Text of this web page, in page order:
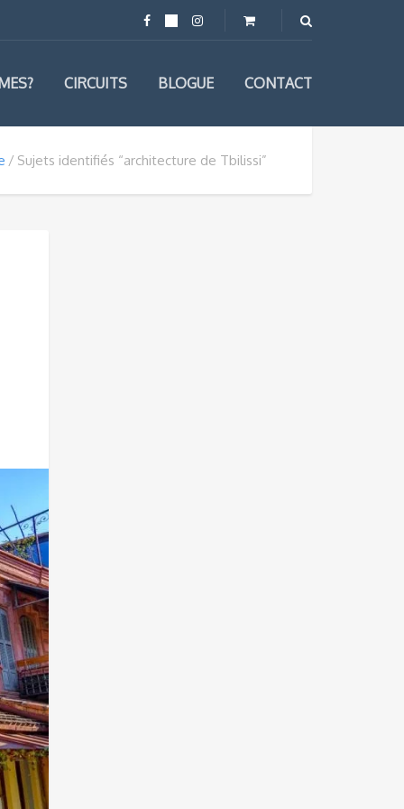
CIRCUITS BLOGUE CONTACT
Sujets identifiés “architecture de Tbilissi”